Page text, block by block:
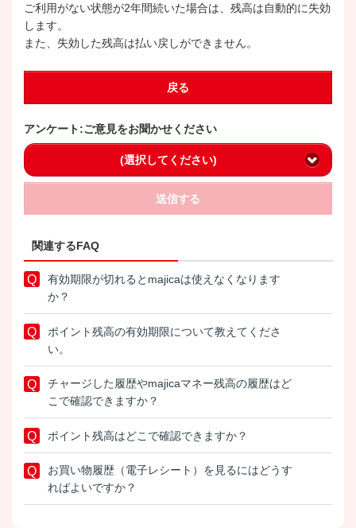
ご利用がない状態が2年間続いた場合は、残高は自動的に失効
します。
また、失効した残高は払い戻しができません。
戻る
アンケート:ご意見をお聞かせください
(選択してください)
送信する
関連するFAQ
有効期限が切れるとmajicaは使えなくなります
か？
ポイント残高の有効期限について教えてくださ
い。
チャージした履歴やmajicaマネー残高の履歴はど
こで確認できますか？
ポイント残高はどこで確認できますか？
お買い物履歴（電子レシート）を見るにはどうす
ればよいですか？